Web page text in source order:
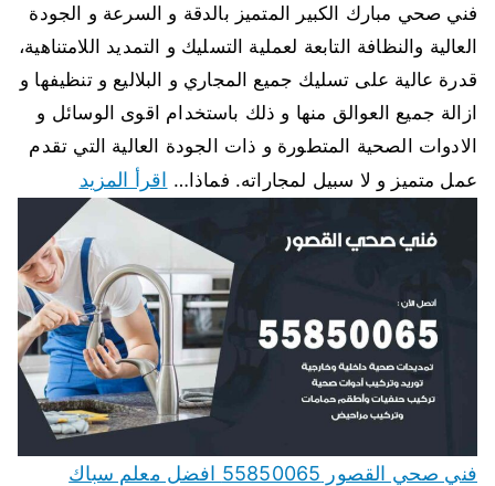
فني صحي مبارك الكبير المتميز بالدقة و السرعة و الجودة
العالية والنظافة التابعة لعملية التسليك و التمديد اللامتناهية،
قدرة عالية على تسليك جميع المجاري و البلاليع و تنظيفها و
ازالة جميع العوالق منها و ذلك باستخدام اقوى الوسائل و
الادوات الصحية المتطورة و ذات الجودة العالية التي تقدم
عمل متميز و لا سبيل لمجاراته. فماذا… اقرأ المزيد
فني صحي القصور 55850065 افضل معلم سباك